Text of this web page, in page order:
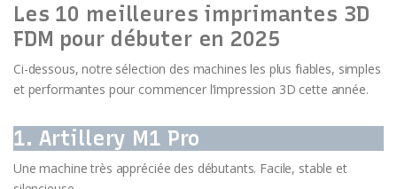
Les 10 meilleures imprimantes 3D
FDM pour débuter en 2025
Ci-dessous, notre sélection des machines les plus fiables, simples
et performantes pour commencer l’impression 3D cette année.
1. Artillery M1 Pro
Une machine très appréciée des débutants. Facile, stable et